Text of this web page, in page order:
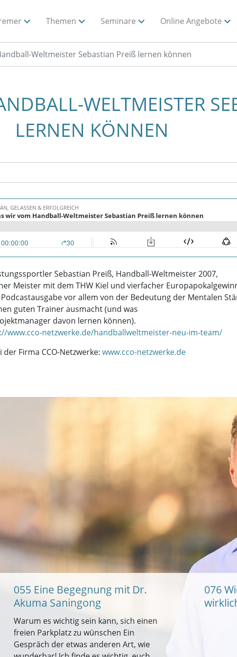
Themen Seminare Online Angebote
Weltmeister Sebastian Preiß lernen können
WELTMEISTER
ERNEN KÖNNEN
Sebastian Preiß, Handball-Weltmeister 2007,
Meister mit dem THW Kiel und vierfacher
vor allem von der Bedeutung der Mentalen
guten Trainer ausmacht (und was
davon lernen können).
www.cco-netzwerke.de/handballweltmeister-neu-im-team/
Firma CCO-Netzwerke: www.cco-netzwerke.de
055 Eine Begegnung mit Dr.
Akuma Saningong
Warum es wichtig sein kann, sich einen
freien Parkplatz zu wünschen Ein
Gespräch der etwas anderen Art, wie
076